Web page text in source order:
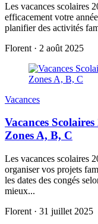
Les vacances scolaires
efficacement votre
planifier des activités
Florent · 2 août 2025
Vacances
Vacances
Zones A, B, C
Les vacances scolaires
organiser vos projets
les dates des congés
mieux...
Florent · 31 juillet 2025